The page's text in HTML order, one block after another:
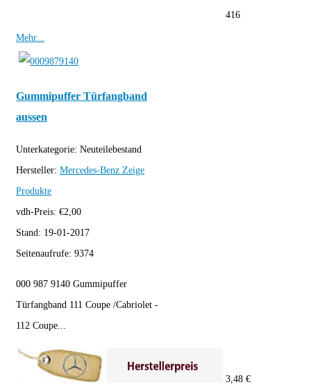
416
Mehr...
Gummipuffer Türfangband
aussen
Unterkategorie: Neuteilebestand
Hersteller: Mercedes-Benz Zeige
Produkte
vdh-Preis: €2,00
Stand: 19-01-2017
Seitenaufrufe: 9374
000 987 9140 Gummipuffer
Türfangband 111 Coupe /Cabriolet -
112 Coupe...
3,48 €